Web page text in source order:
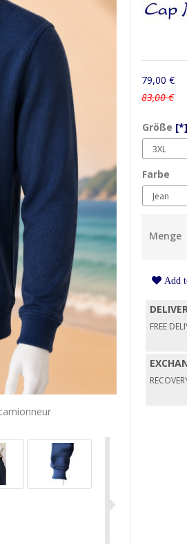
79,00 €
83,00 €
Größe [*]
Farbe
Menge
Add
FREE